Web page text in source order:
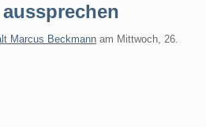
Marcus Beckmann am Mittwoch, 26.